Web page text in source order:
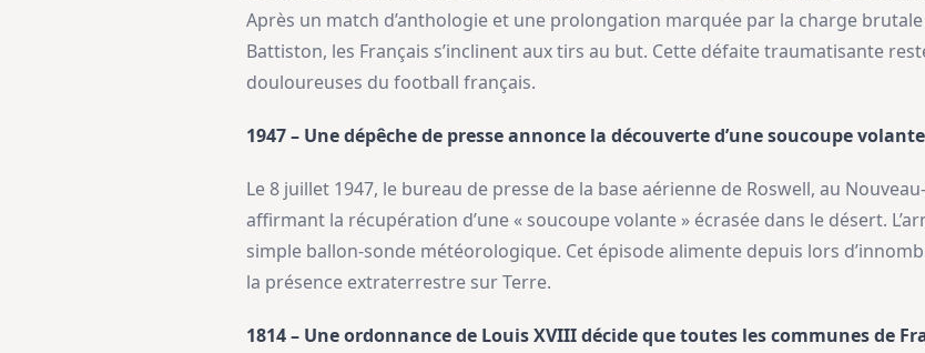
Après un match d’anthologie et une prolongation marquée par la charge
Battiston, les Français s’inclinent aux tirs au but. Cette défaite traumatisante
douloureuses du football français.
1947 – Une dépêche de presse annonce la découverte d’une soucoupe
Le 8 juillet 1947, le bureau de presse de la base aérienne de Roswell, au
affirmant la récupération d’une « soucoupe volante » écrasée dans le désert.
simple ballon-sonde météorologique. Cet épisode alimente depuis lors
la présence extraterrestre sur Terre.
1814 – Une ordonnance de Louis XVIII décide que toutes les communes de